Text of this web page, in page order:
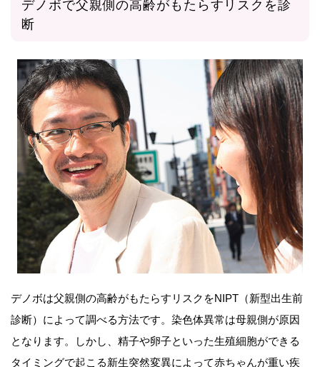
デノボで父親側の高齢がもたらすリスクを診
断
デノボは父親側の高齢がもたらすリスクをNIPT（新型出生前
診断）によって調べる方法です。染色体異常は母親側が原因
となります。しかし、精子や卵子といった生殖細胞ができる
タイミングで起こる新生突然変異によって赤ちゃんが重い疾